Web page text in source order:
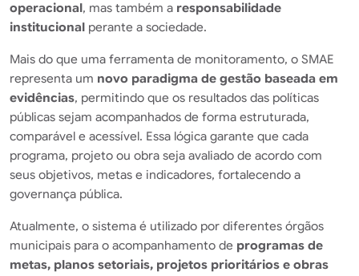
operacional , mas também a responsabilidade
institucional perante a sociedade.
Mais do que uma ferramenta de monitoramento, o SMAE
representa um novo paradigma de gestão baseada em
evidências, permitindo que os resultados das políticas
públicas sejam acompanhados de forma estruturada,
comparável e acessível. Essa lógica garante que cada
programa, projeto ou obra seja avaliado de acordo com
seus objetivos, metas e indicadores, fortalecendo a
governança pública.
Atualmente, o sistema é utilizado por diferentes órgãos
municipais para o acompanhamento de programas de
metas, planos setoriais, projetos prioritários e obras